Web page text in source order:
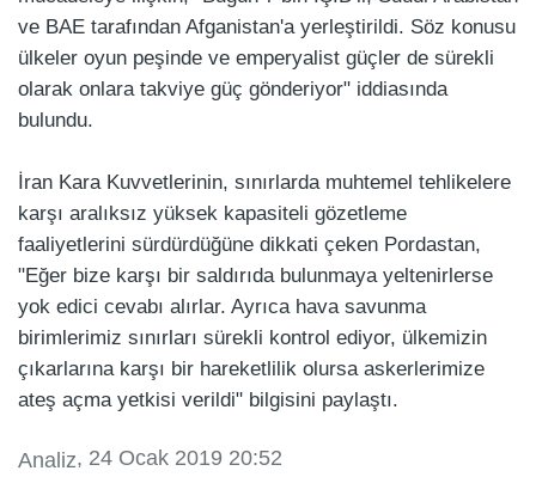
ve BAE tarafından Afganistan'a yerleştirildi. Söz konusu
ülkeler oyun peşinde ve emperyalist güçler de sürekli
olarak onlara takviye güç gönderiyor" iddiasında
bulundu.
İran Kara Kuvvetlerinin, sınırlarda muhtemel tehlikelere
karşı aralıksız yüksek kapasiteli gözetleme
faaliyetlerini sürdürdüğüne dikkati çeken Pordastan,
"Eğer bize karşı bir saldırıda bulunmaya yeltenirlerse
yok edici cevabı alırlar. Ayrıca hava savunma
birimlerimiz sınırları sürekli kontrol ediyor, ülkemizin
çıkarlarına karşı bir hareketlilik olursa askerlerimize
ateş açma yetkisi verildi" bilgisini paylaştı.
Analiz, 24 Ocak 2019 20:52